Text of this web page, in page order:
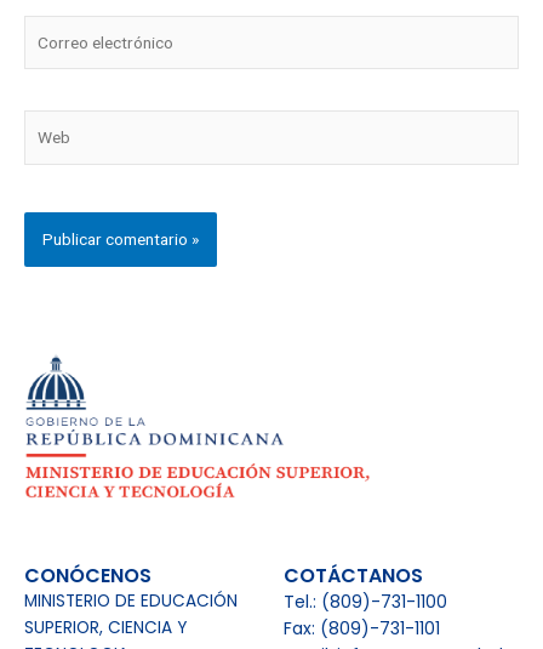
electrónico
CONÓCENOS
MINISTERIO DE EDUCACIÓN
SUPERIOR, CIENCIA Y
COTÁCTANOS
Tel.: (809)-731-1100
Fax: (809)-731-1101